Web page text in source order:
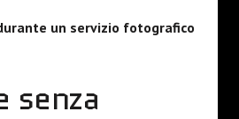
un servizio fotografico
senza